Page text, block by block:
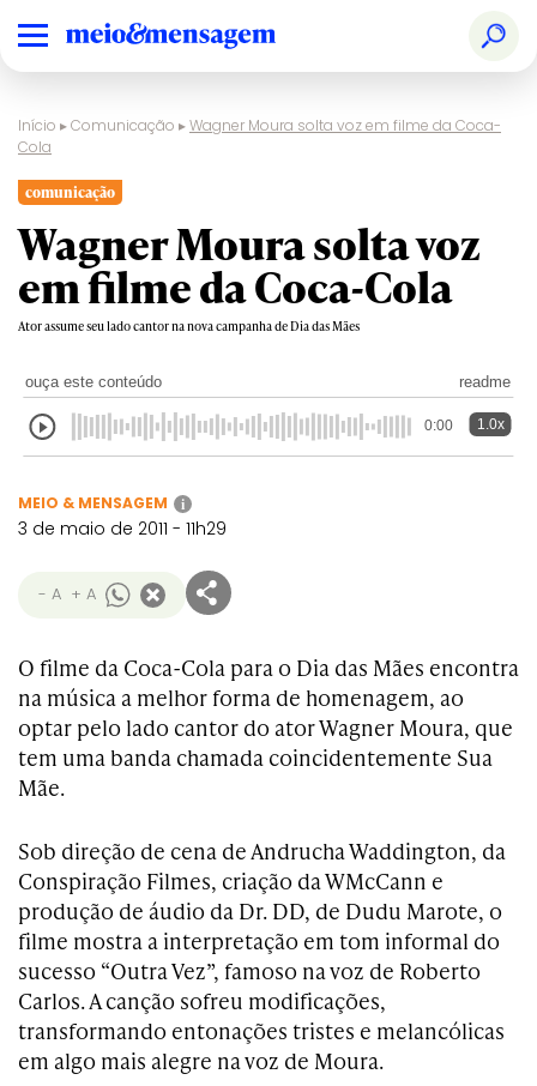
Início ▸Comunicação ▸Wagner Moura solta voz em filme da Coca-
Cola
comunicação
Wagner Moura solta voz
em filme da Coca-Cola
Ator assume seu lado cantor na nova campanha de Dia das Mães
ouça este conteúdo readme
0:00 1.0x
MEIO & MENSAGEM i
3 de maio de 2011 - 11h29
- A + A
O filme da Coca-Cola para o Dia das Mães encontra
na música a melhor forma de homenagem, ao
optar pelo lado cantor do ator Wagner Moura, que
tem uma banda chamada coincidentemente Sua
Mãe.
Sob direção de cena de Andrucha Waddington, da
Conspiração Filmes, criação da WMcCann e
produção de áudio da Dr. DD, de Dudu Marote, o
filme mostra a interpretação em tom informal do
sucesso “Outra Vez”, famoso na voz de Roberto
Carlos. A canção sofreu modificações,
transformando entonações tristes e melancólicas
em algo mais alegre na voz de Moura.